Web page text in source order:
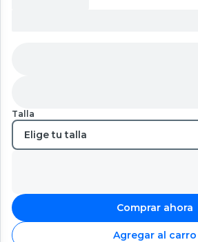
Talla
Comprar ahora
Agregar al carro